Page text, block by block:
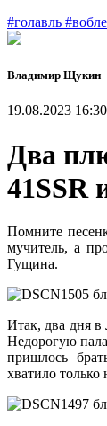
#голавль
Владимир Щукин
19.08.2023 16:30
Два
41SSR
Помните
мучитель, а
Гущина.
Итак, два дня в
Недорогую
пришлось
хватило